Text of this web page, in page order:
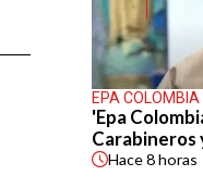
EPA COLOMBIA
'Epa
Carabineros
Hace8 horas